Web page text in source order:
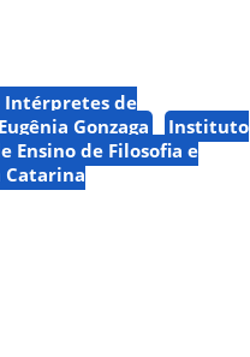
Intérpretes de
Eugênia Gonzaga
Instituto
de Filosofia e
Catarina